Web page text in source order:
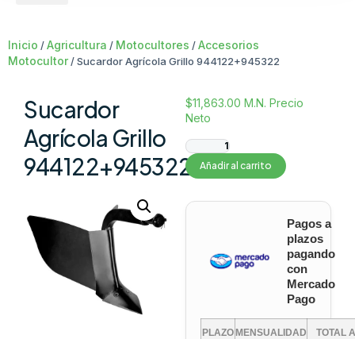
Inicio /Agricultura / Motocultores /Accesorios
Motocultor/ Sucardor Agrícola Grillo 944122+945322
Sucardor
Agrícola Grillo
944122+945322
$11,863.00 M.N. Precio
Neto
Añadir al carrito
Pagos a
plazos
pagando
con
Mercado
Pago
PLAZO MENSUALIDAD
TOTAL A